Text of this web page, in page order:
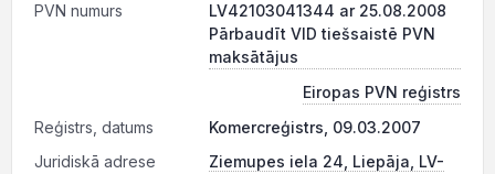
PVN numurs
LV42103041344 ar 25.08.2008
Pārbaudīt VID tiešsaistē PVN
maksātājus
Eiropas PVN reģistrs
Reģistrs, datums
Komercreģistrs, 09.03.2007
Juridiskā adrese
Ziemupes iela 24, Liepāja, LV-